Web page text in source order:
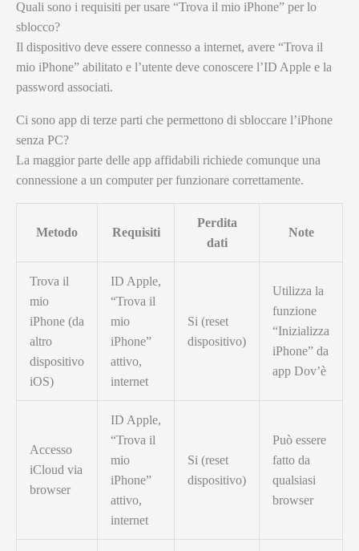
Quali sono i requisiti per usare “Trova il mio iPhone” per lo
sblocco?
Il dispositivo deve essere connesso a internet, avere “Trova il
mio iPhone” abilitato e l’utente deve conoscere l’ID Apple e la
password associati.
Ci sono app di terze parti che permettono di sbloccare l’iPhone
senza PC?
La maggior parte delle app affidabili richiede comunque una
connessione a un computer per funzionare correttamente.
Metodo Requisiti
Perdita
dati
Note
Trova il
mio
iPhone (da
altro
dispositivo
iOS)
ID Apple,
“Trova il
mio
iPhone”
attivo,
internet
Si (reset
dispositivo)
Utilizza la
funzione
“Inizializza
iPhone” da
app Dov’è
Accesso
iCloud via
browser
ID Apple,
“Trova il
mio
iPhone”
attivo,
internet
Si (reset
dispositivo)
Può essere
fatto da
qualsiasi
browser